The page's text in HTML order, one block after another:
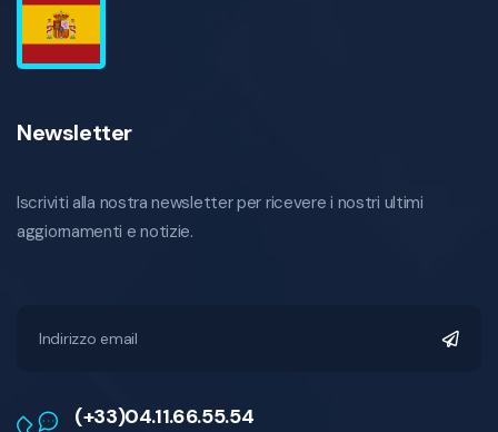
Newsletter
Iscriviti alla nostra newsletter per ricevere i nostri ultimi
aggiornamenti e notizie.
(+33)04.11.66.55.54